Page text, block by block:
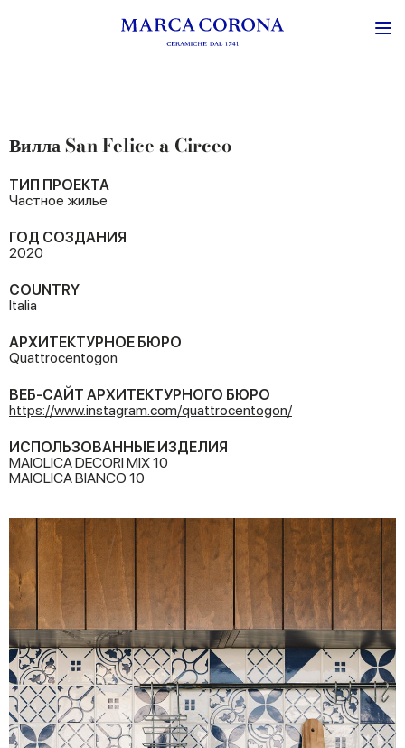
Вилла San Felice a Circeo
ТИП ПРОЕКТА
Частное жилье
ГОД СОЗДАНИЯ
2020
COUNTRY
Italia
АРХИТЕКТУРНОЕ БЮРО
Quattrocentogon
ВЕБ-САЙТ АРХИТЕКТУРНОГО БЮРО
https://www.instagram.com/quattrocentogon/
ИСПОЛЬЗОВАННЫЕ ИЗДЕЛИЯ
MAIOLICA DECORI MIX 10
MAIOLICA BIANCO 10